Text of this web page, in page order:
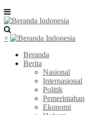
×
Beranda
Berita
Nasional
Internasional
Politik
Pemerintahan
Ekonomi